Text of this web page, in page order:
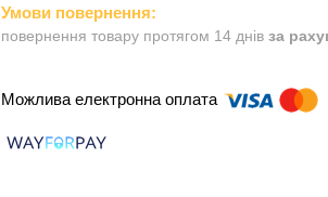
повернення товару протягом 14 днів за